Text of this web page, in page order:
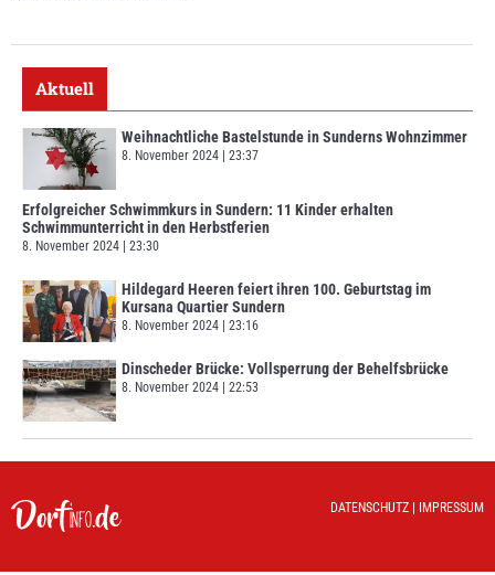
Aktuell
Weihnachtliche Bastelstunde in Sunderns Wohnzimmer
8. November 2024 23:37
Erfolgreicher Schwimmkurs in Sundern: 11 Kinder erhalten
Schwimmunterricht in den Herbstferien
8. November 2024 23:30
Hildegard Heeren feiert ihren 100. Geburtstag im
Kursana Quartier Sundern
8. November 2024 23:16
Dinscheder Brücke: Vollsperrung der Behelfsbrücke
8. November 2024 22:53
DATENSCHUTZ IMPRESSUM